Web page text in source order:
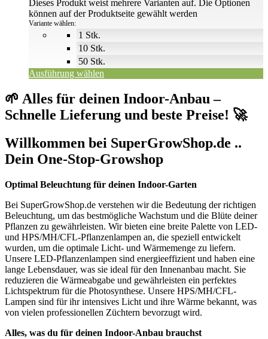
1 Stk.
10 Stk.
50 Stk.
Variante wählen:
Ausführung wählen
Dieses Produkt weist mehrere Varianten auf. Die Optionen
können auf der Produktseite gewählt werden
🌱 Alles für deinen Indoor-Anbau –
Schnelle Lieferung und beste Preise! 🚀
Willkommen bei SuperGrowShop.de ..
Dein One-Stop-Growshop
Optimal Beleuchtung für deinen Indoor-Garten
Bei SuperGrowShop.de verstehen wir die Bedeutung der richtigen
Beleuchtung, um das bestmögliche Wachstum und die Blüte deiner
Pflanzen zu gewährleisten. Wir bieten eine breite Palette von LED-
und HPS/MH/CFL-Pflanzenlampen an, die speziell entwickelt
wurden, um die optimale Licht- und Wärmemenge zu liefern.
Unsere LED-Pflanzenlampen sind energieeffizient und haben eine
lange Lebensdauer, was sie ideal für den Innenanbau macht. Sie
reduzieren die Wärmeabgabe und gewährleisten ein perfektes
Lichtspektrum für die Photosynthese. Unsere HPS/MH/CFL-
Lampen sind für ihr intensives Licht und ihre Wärme bekannt, was
von vielen professionellen Züchtern bevorzugt wird.
Alles, was du für deinen Indoor-Anbau brauchst